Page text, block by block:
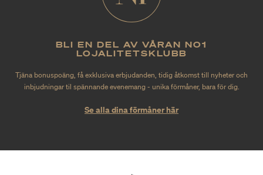
BLI EN DEL AV VÅRAN NO1
LOJALITETSKLUBB
Tjäna bonuspoäng, få exklusiva erbjudanden, tidig åtkomst till nyheter och
inbjudningar til spännande evenemang - unika förmåner, bara för dig.
Se alla dina förmåner här